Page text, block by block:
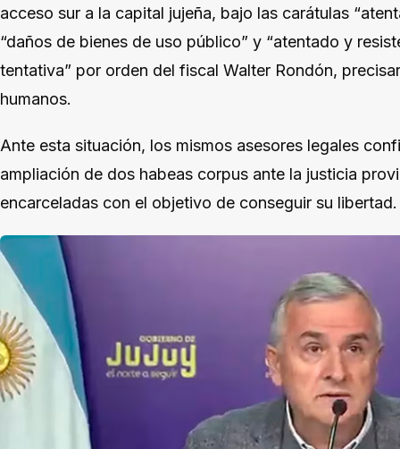
acceso sur a la capital jujeña, bajo las carátulas
“daños de bienes de uso público” y “atentado y
tentativa” por orden del fiscal Walter Rondón,
humanos.
Ante esta situación, los mismos asesores legales
ampliación de dos habeas corpus ante la justicia
encarceladas con el objetivo de conseguir su libertad.